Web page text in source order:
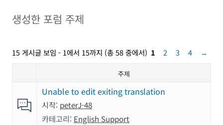
생성한 포럼 주제
15 게시글 보임 - 1에서 15까지 (총 58 중에서) 1 2 3 4 →
주제
Unable to edit exiting translation
시작: peterJ-48
카테고리: English Support